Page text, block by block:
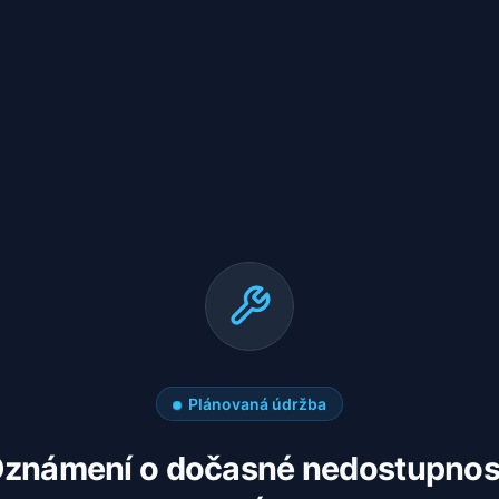
Plánovaná údržba
o dočasné